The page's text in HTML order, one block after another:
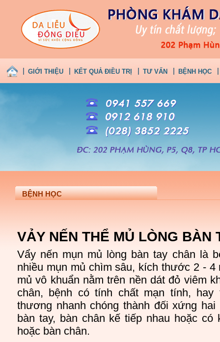
GIỚI THIỆU KẾT QUẢ ĐIỀU TRỊ TƯ VẤN BỆNH HỌC
BỆNH HỌC
VẢY NẾN THỂ MỦ LÒNG BÀN
Vẩy nến mụn mủ lòng bàn tay chân là
nhiều mụn mủ chìm sâu, kích thước 2 - 4
mủ vô khuẩn nằm trên nền dát đỏ viêm
chân, bệnh có tính chất mạn tính,
thương nhanh chóng thành đối xứng
bàn tay, bàn chân kế tiếp nhau hoặc
hoặc bàn chân.